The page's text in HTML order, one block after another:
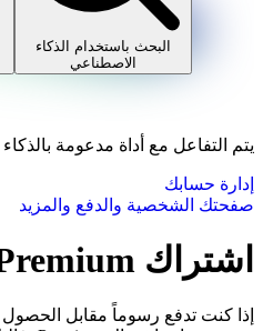
البحث باستخدام الذكاء
الاصطناعي
يتم التفاعل مع أداة مدعومة
إدارة حسابك
صفحتك الشخصية والدفع والمزيد
اشتراك Premium لا يعمل